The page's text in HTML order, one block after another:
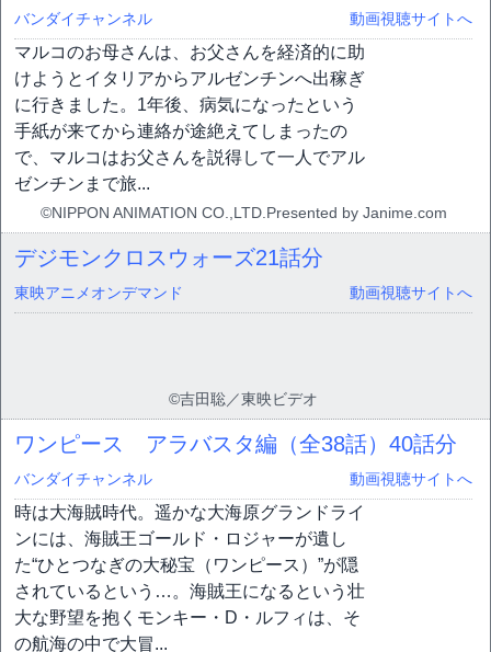
バンダイチャンネル 動画視聴サイトへ
マルコのお母さんは、お父さんを経済的に助
けようとイタリアからアルゼンチンへ出稼ぎ
に行きました。1年後、病気になったという
手紙が来てから連絡が途絶えてしまったの
で、マルコはお父さんを説得して一人でアル
ゼンチンまで旅...
©NIPPON ANIMATION CO.,LTD.Presented by Janime.com
デジモンクロスウォーズ21話分
東映アニメオンデマンド 動画視聴サイトへ
©吉田聡／東映ビデオ
ワンピース アラバスタ編（全38話） 40話分
バンダイチャンネル 動画視聴サイトへ
時は大海賊時代。遥かな大海原グランドライ
ンには、海賊王ゴールド・ロジャーが遺し
た“ひとつなぎの大秘宝（ワンピース）”が隠
されているという…。海賊王になるという壮
大な野望を抱くモンキー・D・ルフィは、そ
の航海の中で大冒...